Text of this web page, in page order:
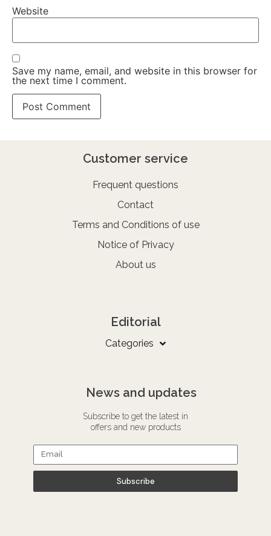
Website
Save my name, email, and website in this browser for
the next time I comment.
Customer service
Frequent questions
Contact
Terms and Conditions of use
Notice of Privacy
About us
Editorial
Categories
News and updates
Subscribe to get the latest in
offers and new products
Subscribe